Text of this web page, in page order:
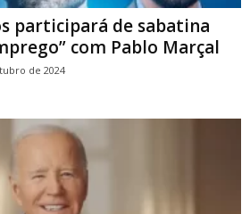
participará de sabatina
com Pablo Marçal
de 2024